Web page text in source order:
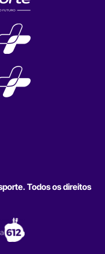
Todos os direitos